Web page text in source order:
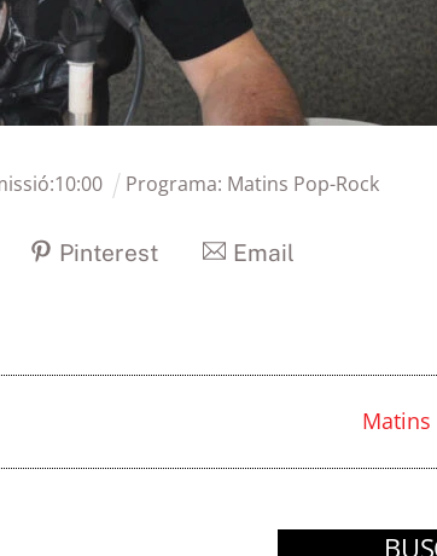
10:00 Programa: Matins Pop-Rock
Pinterest Email
Matins